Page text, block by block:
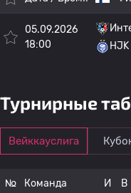
05.09.2026
18:00
HJK
Турнирные
Вейккауслига
№ Команда И В